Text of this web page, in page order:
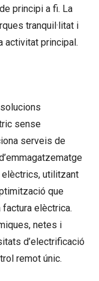
principi a fi. La
tranquil·litat i
activitat principal.
sense
serveis de
elèctrics, utilitzant
que
elèctrica.
netes i
d’electrificació
remot únic.